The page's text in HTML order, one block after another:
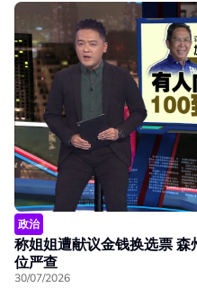
政治
称姐姐遭献议金钱换选票
位严查
30/07/2026